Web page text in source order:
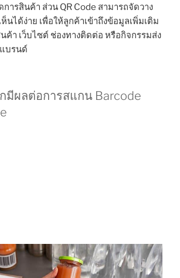
ารสินค้า ส่วน QR Code สามารถจัดวาง
นได้ง่าย เพื่อให้ลูกค้าเข้าถึงข้อมูลเพิ่มเติม
นค้า เว็บไซต์ ช่องทางติดต่อ หรือกิจกรรมส่ง
บรนด์
มีผลต่อการสแกน Barcode